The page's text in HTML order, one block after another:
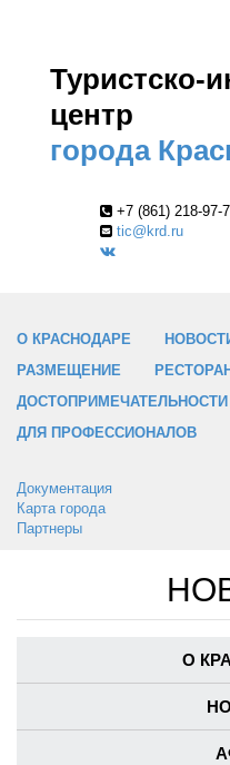
Туристско-
центр
города
+7 (861) 218-97-
tic@krd.ru
О КРАСНОДАРЕ
РАЗМЕЩЕНИЕ
ДОСТОПРИМЕЧАТЕЛЬНОСТИ
ДЛЯ ПРОФЕССИОНАЛОВ
Документация
Карта города
Партнеры
О